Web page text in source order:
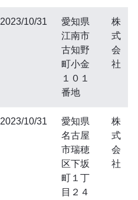
2023/10/31
愛知県
江南市
古知野
町小金
１０１
番地
株
式
会
社
2023/10/31
愛知県
名古屋
市瑞穂
区下坂
町１丁
目２４
株
式
会
社